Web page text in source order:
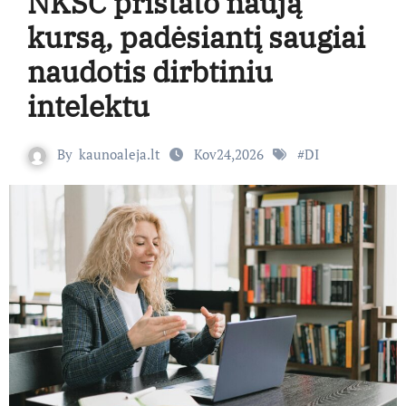
kursą, padėsiantį saugiai
naudotis dirbtiniu
intelektu
By kaunoaleja.lt Kov24,2026 #DI